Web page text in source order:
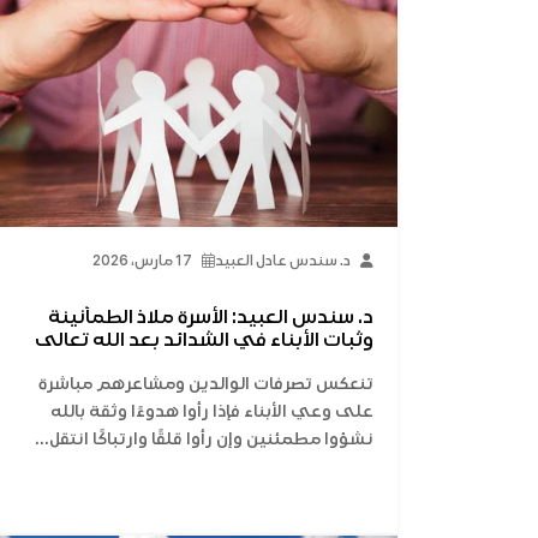
د. سندس عادل العبيد 17 مارس، 2026
د. سندس العبيد: الأسرة ملاذ الطمأنينة
وثبات الأبناء في الشدائد بعد الله تعالى
تنعكس تصرفات الوالدين ومشاعرهم مباشرة
على وعي الأبناء فإذا رأوا هدوءًا وثقة بالله
نشؤوا مطمئنين وإن رأوا قلقًا وارتباكًا انتقل...